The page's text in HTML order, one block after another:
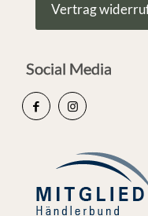
Vertrag
Social Media